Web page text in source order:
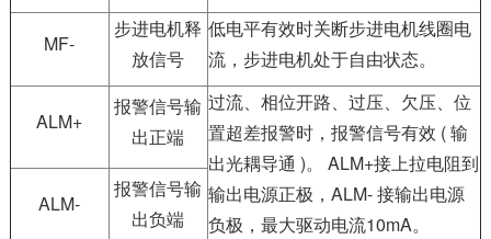
MF-
步进电机释
放信号
低电平有效时关断步进电机线圈电
流，步进电机处于自由状态。
ALM+
报警信号输
出正端
过流、相位开路、过压、欠压、位
置超差报警时，报警信号有效 ( 输
出光耦导通 )。 ALM+接上拉电阻到
输出电源正极，ALM- 接输出电源
负极，最大驱动电流10mA。
ALM-
报警信号输
出负端